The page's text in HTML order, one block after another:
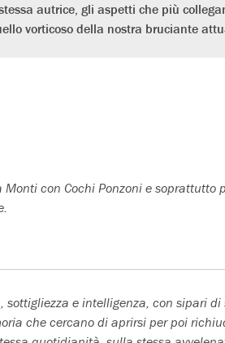
autrice, gli aspetti che più
vorticoso della nostra bruciante
con Cochi Ponzoni e soprattutto
sottigliezza e intelligenza, con sipari di
che cercano di aprirsi per poi